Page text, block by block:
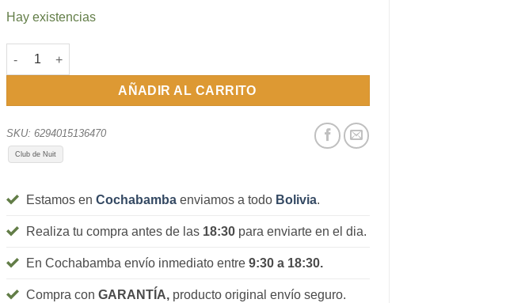
Hay existencias
Club de Nuit Sillage 105 ml cantidad
AÑADIR AL CARRITO
SKU: 6294015136470
Club de Nuit
Estamos en Cochabamba enviamos a todo Bolivia.
Realiza tu compra antes de las 18:30para enviarte en el dia.
En Cochabamba envío inmediato entre 9:30 a 18:30.
Compra con GARANTÍA,producto original envío seguro.